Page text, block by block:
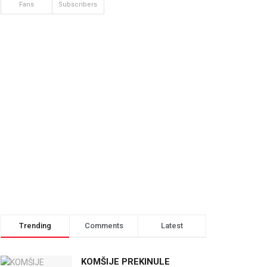
Fans Subscribers
Trending Comments Latest
KOMŠIJE PREKINULE